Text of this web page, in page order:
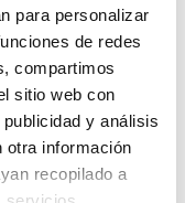
para personalizar
de redes
compartimos
sitio web con
y análisis
otra información
recopilado a